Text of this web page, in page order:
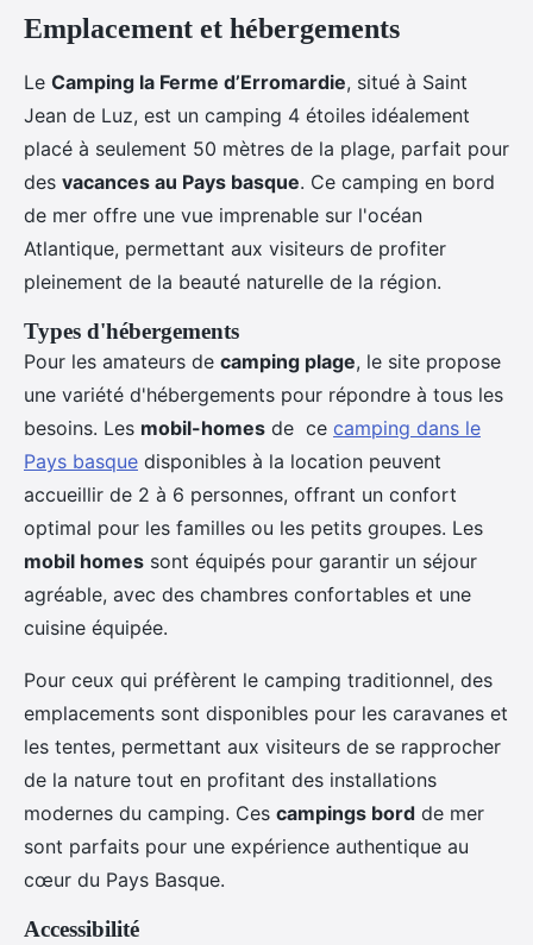
Emplacement et hébergements
Le Camping la Ferme d’Erromardie, situé à Saint
Jean de Luz, est un camping 4 étoiles idéalement
placé à seulement 50 mètres de la plage, parfait pour
des vacances au Pays basque. Ce camping en bord
de mer offre une vue imprenable sur l'océan
Atlantique, permettant aux visiteurs de profiter
pleinement de la beauté naturelle de la région.
Types d'hébergements
Pour les amateurs de camping plage, le site propose
une variété d'hébergements pour répondre à tous les
besoins. Les mobil-homes de ce camping dans le
Pays basque disponibles à la location peuvent
accueillir de 2 à 6 personnes, offrant un confort
optimal pour les familles ou les petits groupes. Les
mobil homes sont équipés pour garantir un séjour
agréable, avec des chambres confortables et une
cuisine équipée.
Pour ceux qui préfèrent le camping traditionnel, des
emplacements sont disponibles pour les caravanes et
les tentes, permettant aux visiteurs de se rapprocher
de la nature tout en profitant des installations
modernes du camping. Ces campings bord de mer
sont parfaits pour une expérience authentique au
cœur du Pays Basque.
Accessibilité